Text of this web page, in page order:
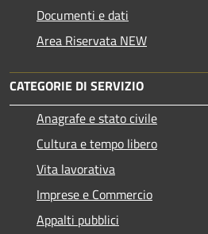
Documenti e dati
Area Riservata NEW
CATEGORIE DI SERVIZIO
Anagrafe e stato civile
Cultura e tempo libero
Vita lavorativa
Imprese e Commercio
Appalti pubblici